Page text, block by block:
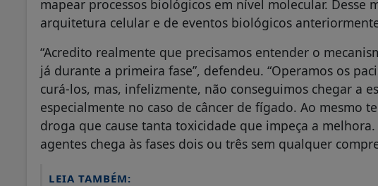
mapear processos biológicos em nível molecular. Desse
arquitetura celular e de eventos biológicos
“Acredito realmente que precisamos entender o
já durante a primeira fase”, defendeu. “Operamos os
curá-los, mas, infelizmente, não conseguimos chegar a
especialmente no caso de câncer de fígado. Ao mesmo
droga que cause tanta toxicidade que impeça a
agentes chega às fases dois ou três sem qualquer
LEIA TAMBÉM: